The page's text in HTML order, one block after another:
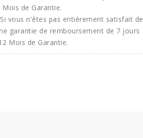
vous n'êtes pas entièrement satisfait de
garantie de remboursement de 7 jours
Mois de Garantie.